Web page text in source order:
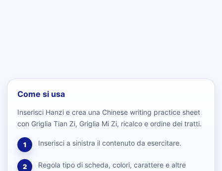
Come si usa
Inserisci Hanzi e crea una Chinese writing practice sheet
con Griglia Tian Zi, Griglia Mi Zi, ricalco e ordine dei tratti.
1 Inserisci a sinistra il contenuto da esercitare.
2
Regola tipo di scheda, colori, carattere e altre